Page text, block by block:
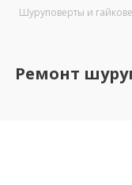
Шуруповерты и
Ремонт